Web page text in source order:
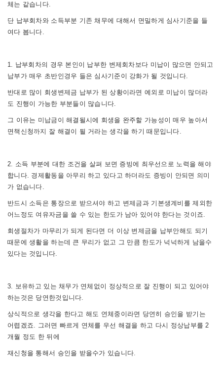
체는 같습니다.
단 납부회차와 소득부분 기존 채무에 대해서 면밀하게 심사기준을 들
여다 봅니다.
1. 납부회차의 경우 본인이 납부한 변제회차보다 미납이 많으면 안되고
납부가 매우 초반인경우 들은 심사기준이 강화가 될 것입니다.
반대로 많이 회생변제금 납부가 된 상황이라면 예외로 미납이 많더라
도 진행이 가능한 부분들이 많습니다.
그 이유는 미납금이 해결될시에 회생을 완주할 가능성이 매우 높아서
면책신청까지 잘 해결이 될 거라는 생각을 하기 때문입니다.
2. 소득 부분에 대한 조건을 살펴 보면 증빙에 최우선으로 노력을 해야
합니다. 경제활동을 아무리 하고 있다고 하더라도 증빙이 안되면 의미
가 없습니다.
반드시 소득은 통장으로 받으셔야 하고 변제금과 기본생계비를 제외한
어느정도 여유자금을 쓸 수 있는 한도가 남아 있어야 한다는 것이죠.
회생절차가 마무리가 되게 된다면 더 이상 변제금을 납부안해도 되기
때문에 생활을 하는데 큰 무리가 없고 그 만큼 한도가 넉넉하게 남을수
있다는 것입니다.
3. 보유하고 있는 채무가 연체없이 정상적으로 잘 진행이 되고 있어야
하는것은 당연한것입니다.
상식적으로 생각을 한다고 해도 연체중이라면 당연히 승인을 받기는
어렵겠죠. 그러면 빠르게 연체를 우선 해결을 하고 다시 정상납부를 2
개월 정도 한 뒤에
재신청을 통해서 승인을 받을수가 있습니다.